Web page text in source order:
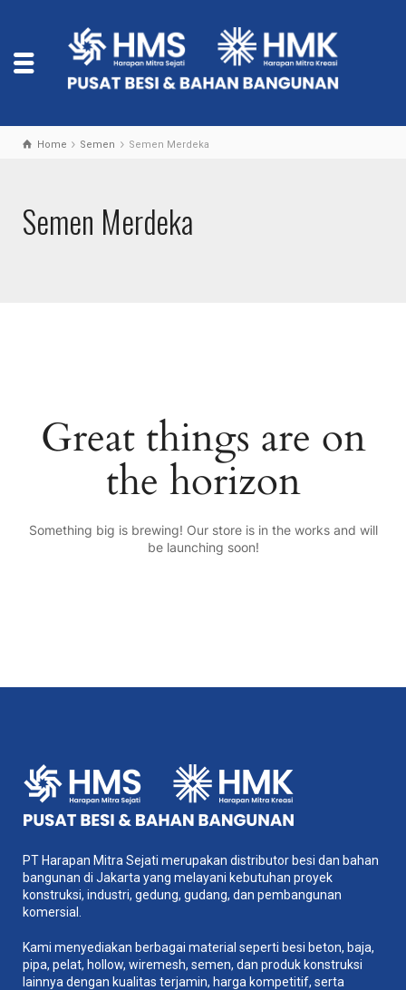
Home Semen Semen Merdeka
Semen Merdeka
Great things are on
the horizon
Something big is brewing! Our store is in the works and will
be launching soon!
PT Harapan Mitra Sejati merupakan distributor besi dan bahan
bangunan di Jakarta yang melayani kebutuhan proyek
konstruksi, industri, gedung, gudang, dan pembangunan
komersial.
Kami menyediakan berbagai material seperti besi beton, baja,
pipa, pelat, hollow, wiremesh, semen, dan produk konstruksi
lainnya dengan kualitas terjamin, harga kompetitif, serta